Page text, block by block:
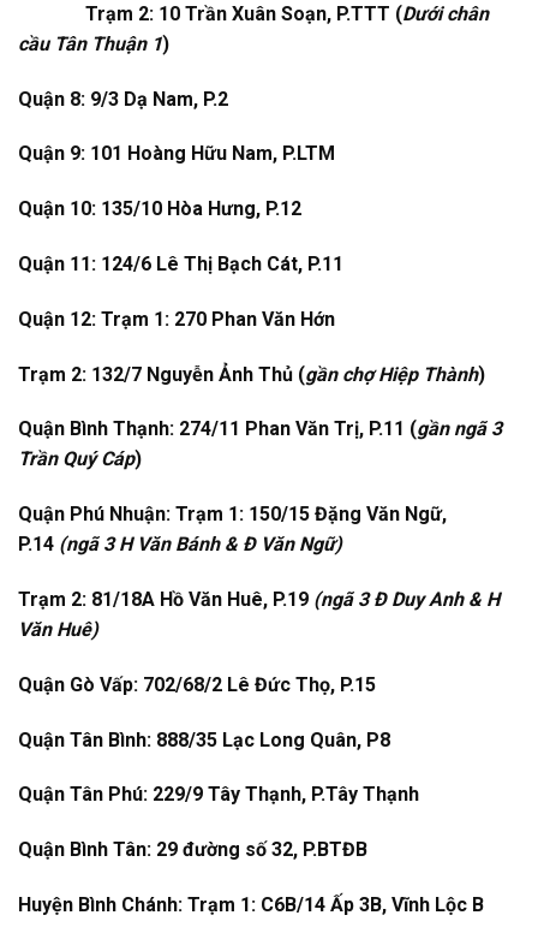
Trạm 2: 10 Trần Xuân Soạn, P.TTT (Dưới chân
cầu Tân Thuận 1)
Quận 8: 9/3 Dạ Nam, P.2
Quận 9: 101 Hoàng Hữu Nam, P.LTM
Quận 10: 135/10 Hòa Hưng, P.12
Quận 11: 124/6 Lê Thị Bạch Cát, P.11
Quận 12: Trạm 1: 270 Phan Văn Hớn
Trạm 2: 132/7 Nguyễn Ảnh Thủ (gần chợ Hiệp Thành)
Quận Bình Thạnh: 274/11 Phan Văn Trị, P.11 (gần ngã 3
Trần Quý Cáp)
Quận Phú Nhuận: Trạm 1: 150/15 Đặng Văn Ngữ,
P.14 (ngã 3 H Văn Bánh & Đ Văn Ngữ)
Trạm 2: 81/18A Hồ Văn Huê, P.19 (ngã 3 Đ Duy Anh & H
Văn Huê)
Quận Gò Vấp: 702/68/2 Lê Đức Thọ, P.15
Quận Tân Bình: 888/35 Lạc Long Quân, P8
Quận Tân Phú: 229/9 Tây Thạnh, P.Tây Thạnh
Quận Bình Tân: 29 đường số 32, P.BTĐB
Huyện Bình Chánh: Trạm 1: C6B/14 Ấp 3B, Vĩnh Lộc B